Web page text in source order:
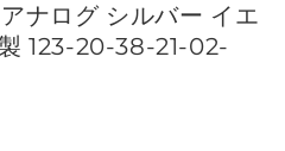
ナログ シルバー イエ
123-20-38-21-02-